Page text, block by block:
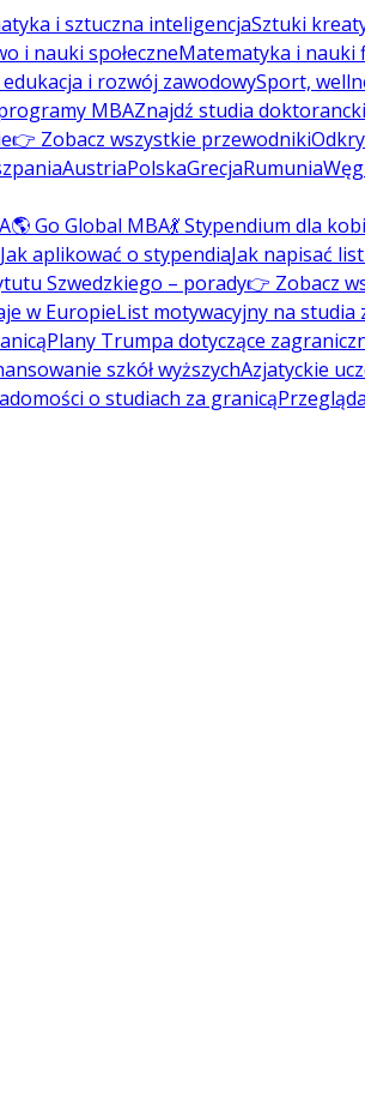
i sztuczna inteligencjaSztuki
i nauki społeczneMatematyka i nauki
i rozwój zawodowySport,
MBAZnajdź studia
👉 Zobacz wszystkie przewodniki
AustriaPolskaGrecjaRumunia
🌎 Go Global MBA💃 Stypendium dla
Jak aplikować o stypendiaJak napisać
Szwedzkiego – porady👉 Zobacz
w EuropieList motywacyjny na studia
Plany Trumpa dotyczące
szkół wyższychAzjatyckie
o studiach za granicą